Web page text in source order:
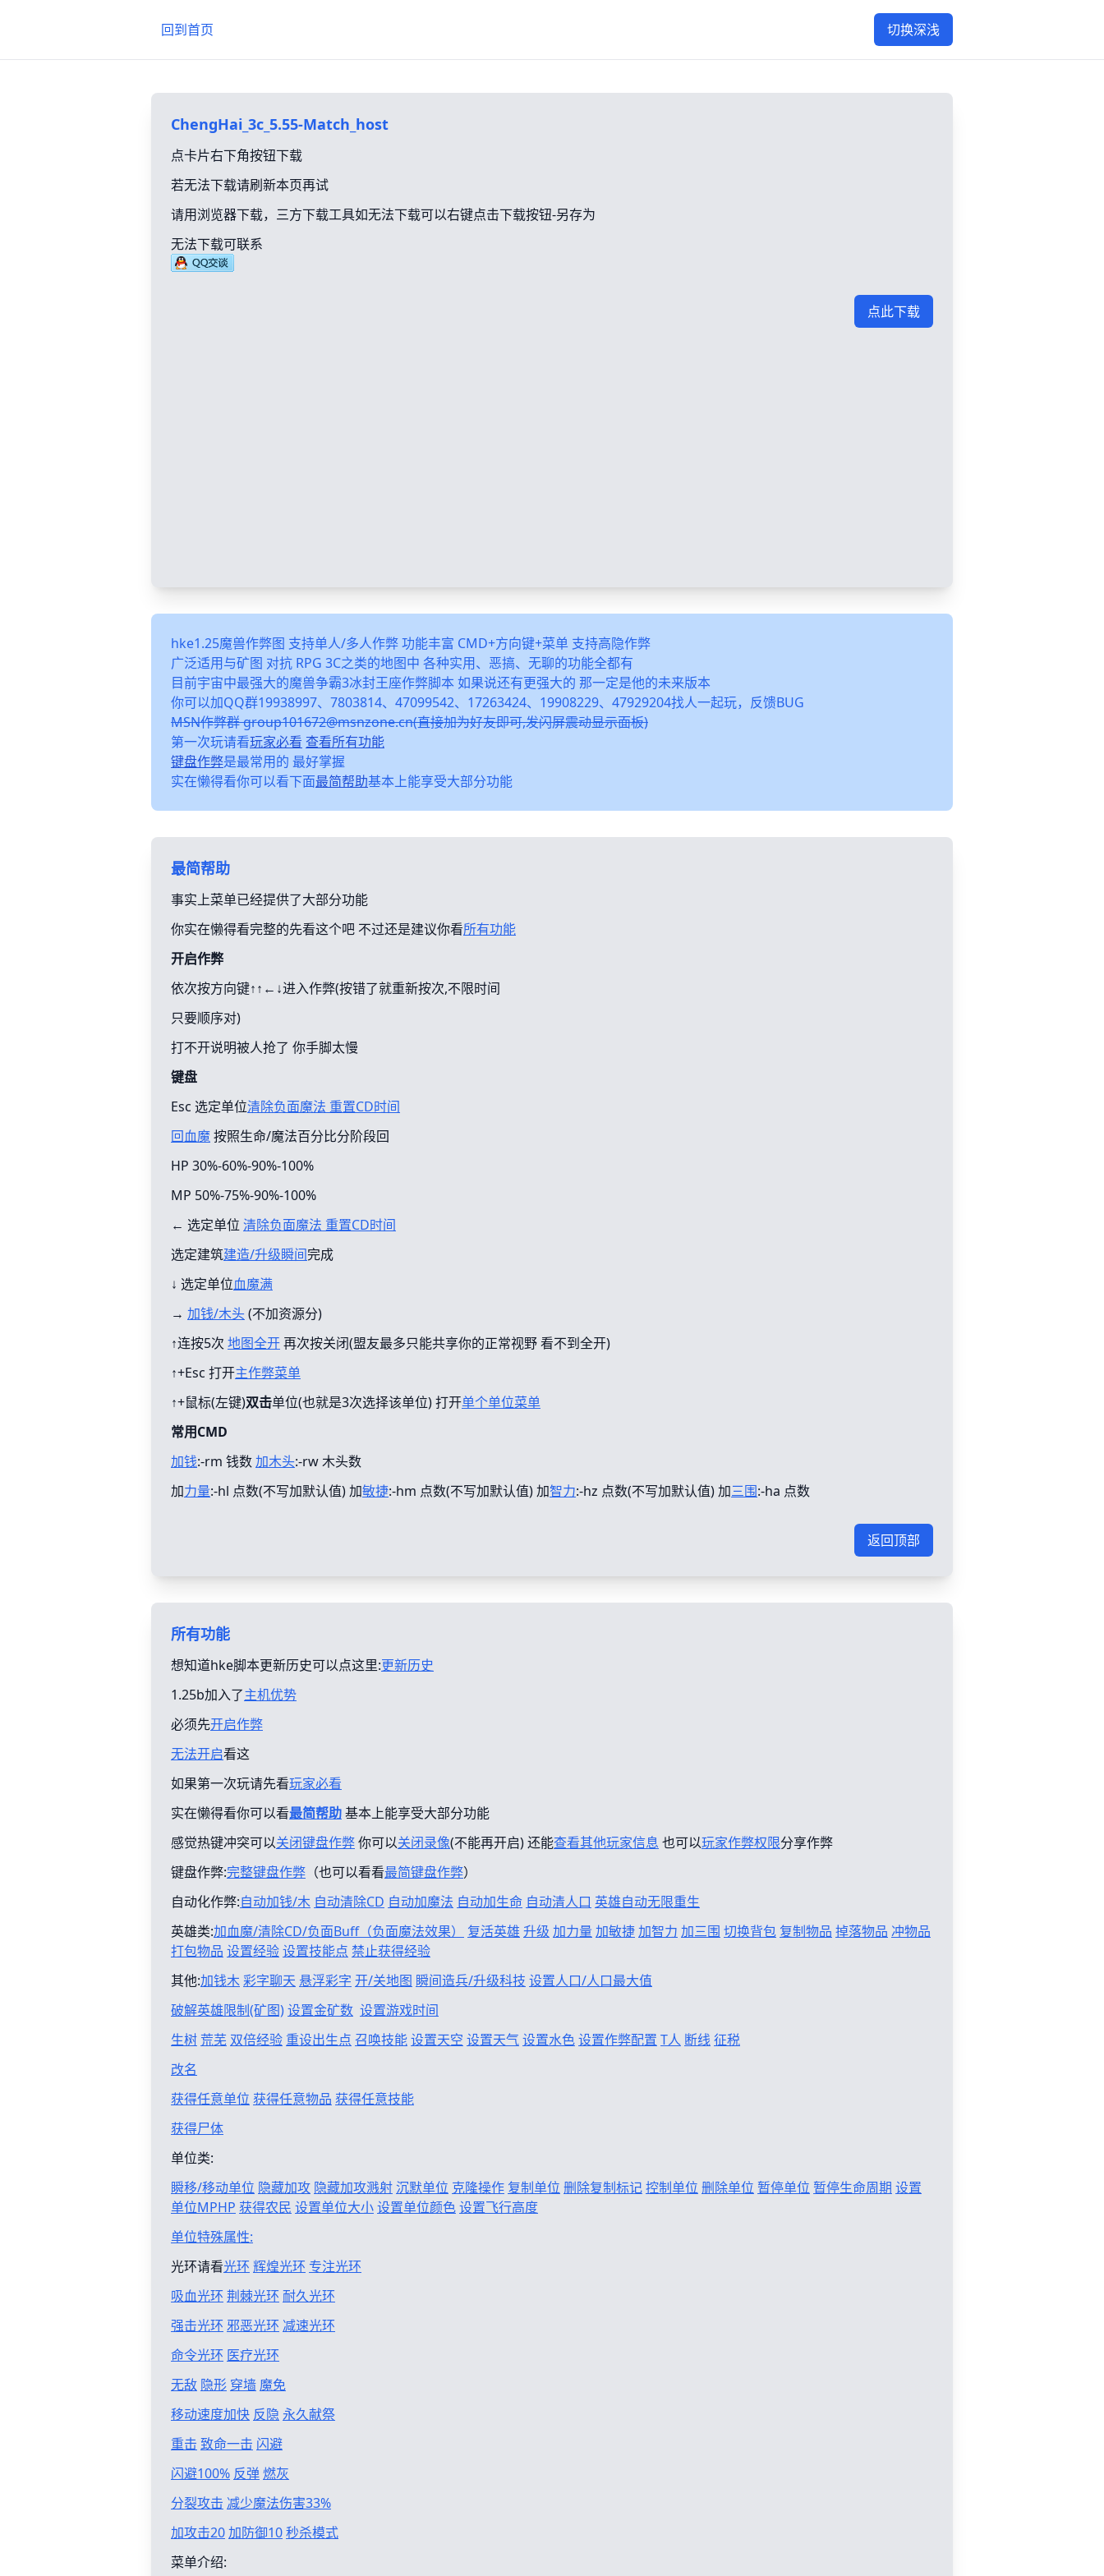
回到首页 切换深浅
ChengHai_3c_5.55-Match_host
点卡片右下角按钮下载
若无法下载请刷新本页再试
请用浏览器下载，三方下载工具如无法下载可以右键点击下载按钮-另存为
无法下载可联系
点此下载
hke1.25魔兽作弊图 支持单人/多人作弊 功能丰富 CMD+方向键+菜单 支持高隐作弊
广泛适用与矿图 对抗 RPG 3C之类的地图中 各种实用、恶搞、无聊的功能全都有
目前宇宙中最强大的魔兽争霸3冰封王座作弊脚本 如果说还有更强大的 那一定是他的未来版本
你可以加QQ群19938997、7803814、47099542、17263424、19908229、47929204找人一起玩，反馈BUG
MSN作弊群 group101672@msnzone.cn(直接加为好友即可,发闪屏震动显示面板)
第一次玩请看玩家必看 查看所有功能
键盘作弊是最常用的 最好掌握
实在懒得看你可以看下面最简帮助基本上能享受大部分功能
最简帮助
事实上菜单已经提供了大部分功能
你实在懒得看完整的先看这个吧 不过还是建议你看所有功能
开启作弊
依次按方向键↑↑←↓进入作弊(按错了就重新按次,不限时间
只要顺序对)
打不开说明被人抢了 你手脚太慢
键盘
Esc 选定单位清除负面魔法 重置CD时间
回血魔按照生命/魔法百分比分阶段回
HP 30%-60%-90%-100%
MP 50%-75%-90%-100%
← 选定单位 清除负面魔法 重置CD时间
选定建筑建造/升级瞬间完成
↓ 选定单位血魔满
→ 加钱/木头(不加资源分)
↑连按5次 地图全开再次按关闭(盟友最多只能共享你的正常视野 看不到全开)
↑+Esc 打开主作弊菜单
↑+鼠标(左键)双击单位(也就是3次选择该单位) 打开单个单位菜单
常用CMD
加钱:-rm 钱数加木头:-rw 木头数
加力量:-hl 点数(不写加默认值) 加敏捷:-hm 点数(不写加默认值) 加智力:-hz 点数(不写加默认值) 加三围:-ha 点数
返回顶部
所有功能
想知道hke脚本更新历史可以点这里:更新历史
1.25b加入了主机优势
必须先开启作弊
无法开启看这
如果第一次玩请先看玩家必看
实在懒得看你可以看最简帮助基本上能享受大部分功能
感觉热键冲突可以关闭键盘作弊你可以关闭录像(不能再开启) 还能查看其他玩家信息 也可以玩家作弊权限分享作弊
键盘作弊:完整键盘作弊 （也可以看看最简键盘作弊）
自动化作弊:自动加钱/木 自动清除CD 自动加魔法 自动加生命 自动清人口 英雄自动无限重生
英雄类:加血魔/清除CD/负面Buff（负面魔法效果） 复活英雄 升级 加力量 加敏捷加智力 加三围 切换背包 复制物品 掉落物品 冲物品
打包物品 设置经验设置技能点 禁止获得经验
其他:加钱木彩字聊天 悬浮彩字 开/关地图 瞬间造兵/升级科技 设置人口/人口最大值
破解英雄限制(矿图)设置金矿数 设置游戏时间
生树 荒芜 双倍经验 重设出生点 召唤技能设置天空 设置天气设置水色设置作弊配置 T人 断线征税
改名
获得任意单位 获得任意物品 获得任意技能
获得尸体
单位类:
瞬移/移动单位 隐藏加攻 隐藏加攻溅射沉默单位 克隆操作 复制单位 删除复制标记控制单位 删除单位 暂停单位 暂停生命周期 设置
单位MPHP 获得农民 设置单位大小设置单位颜色设置飞行高度
单位特殊属性:
光环请看光环 辉煌光环 专注光环
吸血光环 荆棘光环 耐久光环
强击光环 邪恶光环 减速光环
命令光环 医疗光环
无敌 隐形 穿墙 魔免
移动速度加快 反隐 永久献祭
重击 致命一击 闪避
闪避100% 反弹燃灰
分裂攻击 减少魔法伤害33%
加攻击20加防御10秒杀模式
菜单介绍: